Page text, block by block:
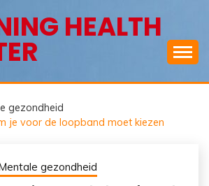
HEALTH
gezondheid
je voor de loopband moet kiezen
gezondheid